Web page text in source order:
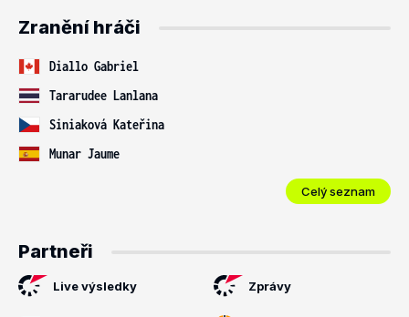
Zranění hráči
Diallo Gabriel
Tararudee Lanlana
Siniaková Kateřina
Munar Jaume
Celý seznam
Partneři
Live výsledky Zprávy